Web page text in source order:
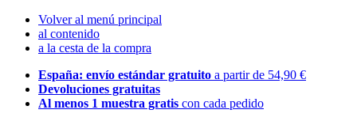
Volver al menú principal
al contenido
a la cesta de la compra
España: envío estándar gratuito a partir de 54,90 €
Devoluciones gratuitas
Al menos 1 muestra gratis con cada pedido